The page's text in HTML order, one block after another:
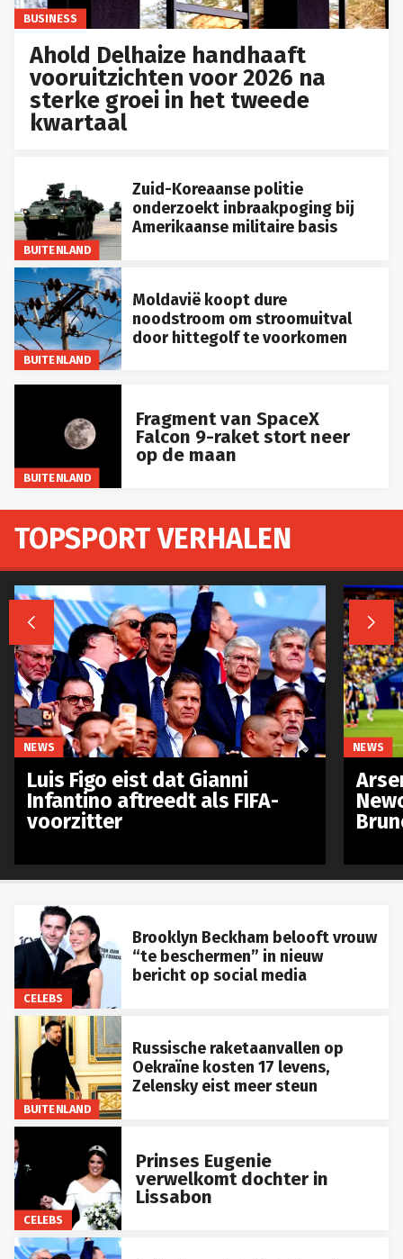
BUSINESS
Ahold Delhaize handhaaft
vooruitzichten voor 2026 na
sterke groei in het tweede
kwartaal
BUITENLAND
Zuid-Koreaanse politie
onderzoekt inbraakpoging bij
Amerikaanse militaire basis
BUITENLAND
Moldavië koopt dure
noodstroom om stroomuitval
door hittegolf te voorkomen
BUITENLAND
Fragment van SpaceX
Falcon 9-raket stort neer
op de maan
CELEBS
Brooklyn Beckham belooft vrouw
“te beschermen” in nieuw
bericht op social media
BUITENLAND
Russische raketaanvallen op
Oekraïne kosten 17 levens,
Zelensky eist meer steun
CELEBS
Prinses Eugenie
verwelkomt dochter in
Lissabon
TOPSPORT VERHALEN
 
NEWS
Luis Figo eist dat Gianni
Infantino aftreedt als FIFA-
voorzitter
NEWS